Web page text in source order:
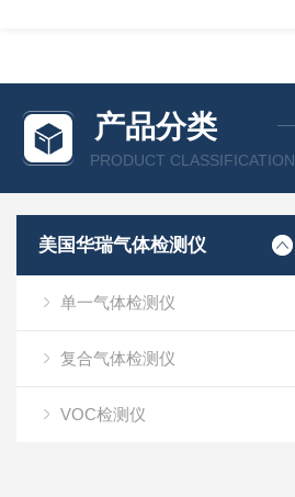
产品分类
PRODUCT CLASSIFICATION
美国华瑞气体检测仪
单一气体检测仪
复合气体检测仪
VOC检测仪